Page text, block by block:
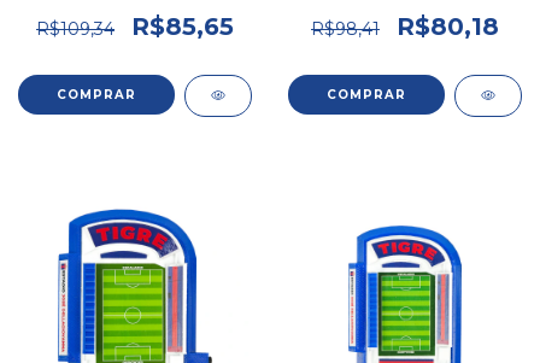
R$109,34 R$85,65 R$98,41 R$80,18